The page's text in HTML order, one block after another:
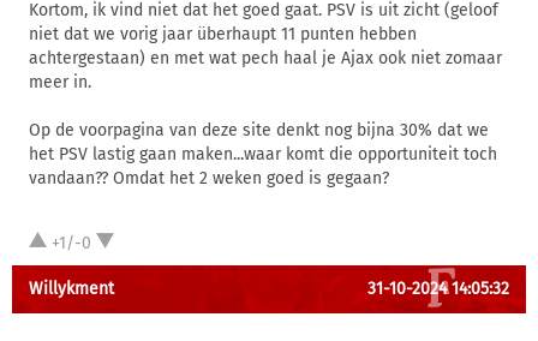
Kortom, ik vind niet dat het goed gaat. PSV is uit zicht (geloof
niet dat we vorig jaar überhaupt 11 punten hebben
achtergestaan) en met wat pech haal je Ajax ook niet zomaar
meer in.
Op de voorpagina van deze site denkt nog bijna 30% dat we
het PSV lastig gaan maken...waar komt die opportuniteit toch
vandaan?? Omdat het 2 weken goed is gegaan?
+1/-0
Willykment 31-10-2024 14:05:32